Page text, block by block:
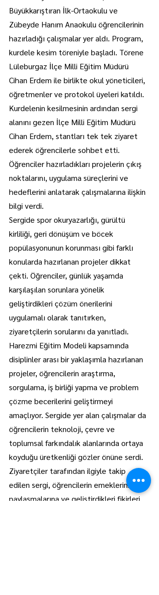
Büyükkarıştıran İlk-Ortaokulu ve
Zübeyde Hanım Anaokulu öğrencilerinin
hazırladığı çalışmalar yer aldı. Program,
kurdele kesim töreniyle başladı. Törene
Lüleburgaz İlçe Milli Eğitim Müdürü
Cihan Erdem ile birlikte okul yöneticileri,
öğretmenler ve protokol üyeleri katıldı.
Kurdelenin kesilmesinin ardından sergi
alanını gezen İlçe Milli Eğitim Müdürü
Cihan Erdem, stantları tek tek ziyaret
ederek öğrencilerle sohbet etti.
Öğrenciler hazırladıkları projelerin çıkış
noktalarını, uygulama süreçlerini ve
hedeflerini anlatarak çalışmalarına ilişkin
bilgi verdi.
Sergide spor okuryazarlığı, gürültü
kirliliği, geri dönüşüm ve böcek
popülasyonunun korunması gibi farklı
konularda hazırlanan projeler dikkat
çekti. Öğrenciler, günlük yaşamda
karşılaşılan sorunlara yönelik
geliştirdikleri çözüm önerilerini
uygulamalı olarak tanıtırken,
ziyaretçilerin sorularını da yanıtladı.
Harezmi Eğitim Modeli kapsamında
disiplinler arası bir yaklaşımla hazırlanan
projeler, öğrencilerin araştırma,
sorgulama, iş birliği yapma ve problem
çözme becerilerini geliştirmeyi
amaçlıyor. Sergide yer alan çalışmalar da
öğrencilerin teknoloji, çevre ve
toplumsal farkındalık alanlarında ortaya
koyduğu üretkenliği gözler önüne serdi.
Ziyaretçiler tarafından ilgiyle takip
edilen sergi, öğrencilerin emeklerini
paylaşmalarına ve geliştirdikleri fikirleri